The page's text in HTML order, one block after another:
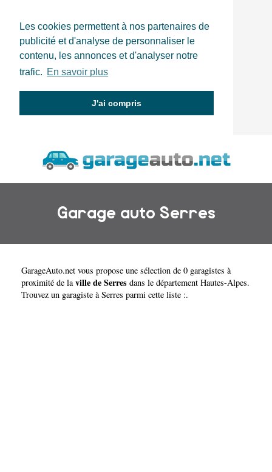
Les cookies permettent à nos partenaires de
publicité et d'analyse de personnaliser le
contenu, les annonces et d'analyser notre
trafic. En savoir plus
J'ai compris
Garage auto Serres
GarageAuto.net vous propose une sélection de 0 garagistes à
proximité de laville de Serres dans le département Hautes-Alpes.
Trouvez un garagiste à Serres parmi cette liste :.